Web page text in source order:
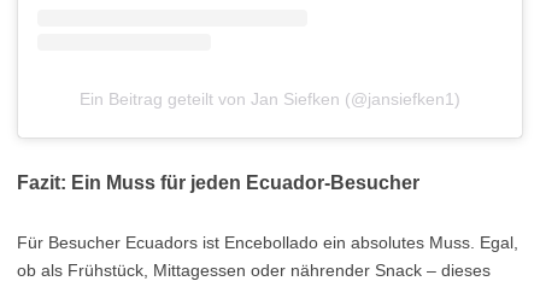
Ein Beitrag geteilt von Jan Siefken (@jansiefken1)
Fazit: Ein Muss für jeden Ecuador-Besucher
Für Besucher Ecuadors ist Encebollado ein absolutes Muss. Egal,
ob als Frühstück, Mittagessen oder nährender Snack – dieses